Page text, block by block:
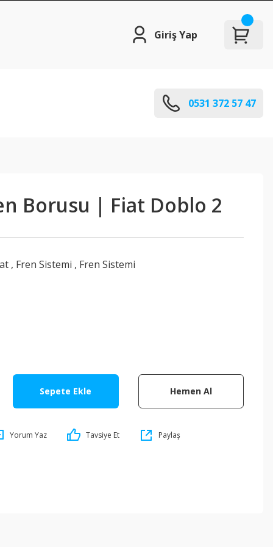
Giriş Yap
0531 372 57 47
Borusu | Fiat Doblo 2
, Fren Sistemi , Fren Sistemi
Sepete Ekle Hemen Al
Yorum Yaz Tavsiye Et Paylaş